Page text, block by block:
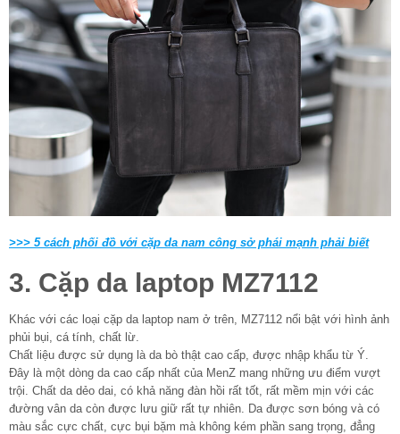
>>> 5 cách phối đồ với cặp da nam công sở phái mạnh phải biết
3. Cặp da laptop MZ7112
Khác với các loại cặp da laptop nam ở trên, MZ7112 nổi bật với hình ảnh
phủi bụi, cá tính, chất lừ.
Chất liệu được sử dụng là da bò thật cao cấp, được nhập khẩu từ Ý.
Đây là một dòng da cao cấp nhất của MenZ mang những ưu điểm vượt
trội. Chất da dẻo dai, có khả năng đàn hồi rất tốt, rất mềm mịn với các
đường vân da còn được lưu giữ rất tự nhiên. Da được sơn bóng và có
màu sắc cực chất, cực bụi bặm mà không kém phần sang trọng, đẳng